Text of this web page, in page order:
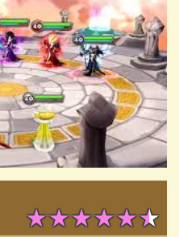
★★★★★★